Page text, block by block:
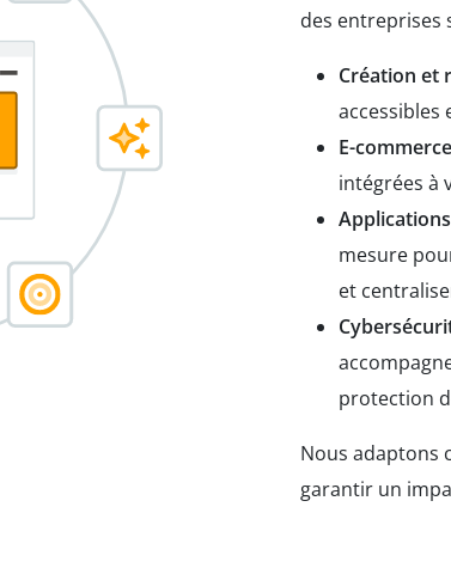
des entreprises
Création et
accessibles
E-commerce
intégrées à
mesure
et
protection
Nous adaptons
garantir un